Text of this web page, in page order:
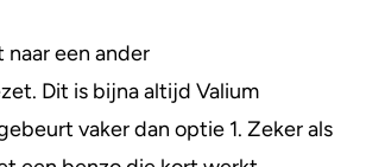
een ander
Dit is bijna altijd Valium
vaker dan optie 1. Zeker als